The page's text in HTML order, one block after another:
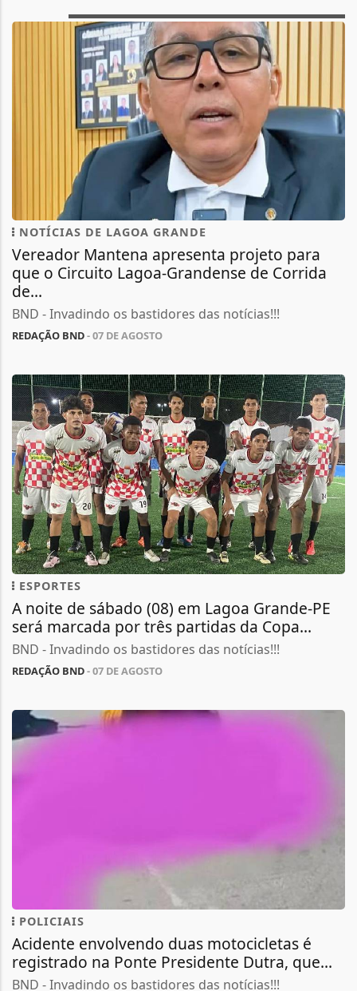
NOTÍCIAS DE LAGOA GRANDE
Vereador Mantena apresenta projeto para
que o Circuito Lagoa-Grandense de Corrida
de...
BND - Invadindo os bastidores das notícias!!!
REDAÇÃO BND- 07 DE AGOSTO
ESPORTES
A noite de sábado (08) em Lagoa Grande-PE
será marcada por três partidas da Copa...
BND - Invadindo os bastidores das notícias!!!
REDAÇÃO BND- 07 DE AGOSTO
POLICIAIS
Acidente envolvendo duas motocicletas é
registrado na Ponte Presidente Dutra, que...
BND - Invadindo os bastidores das notícias!!!